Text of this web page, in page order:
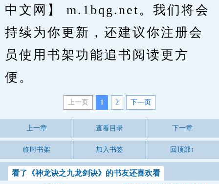
中文网】 m.1bqg.net。我们将会
持续为你更新，还建议你注册会
员使用书架功能追书阅读更方
便。
上一页 1 2 下—页
上一章 查看目录 下一章
临时书架 加入书签 回顶部↑
看了《神龙诀之九龙剑诀》的书友还喜欢看